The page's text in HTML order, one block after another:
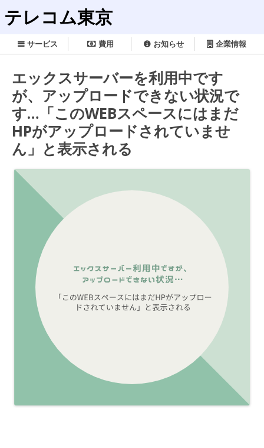
テレコム東京
サービス 費用 お知らせ 企業情報
エックスサーバーを利用中です
が、アップロードできない状況で
す…「このWEBスペースにはまだ
HPがアップロードされていませ
ん」と表示される